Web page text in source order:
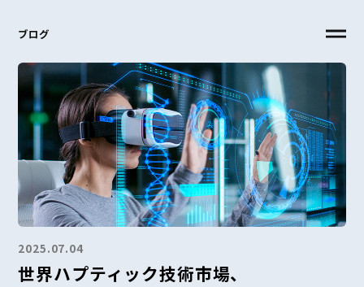
ブログ
2025.07.04
世界ハプティック技術市場、